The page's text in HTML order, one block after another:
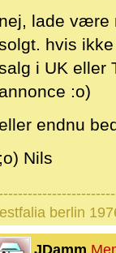
nej, lade være
hvis
i UK eller
annonce :o)
endnu
;o) Nils
berlin